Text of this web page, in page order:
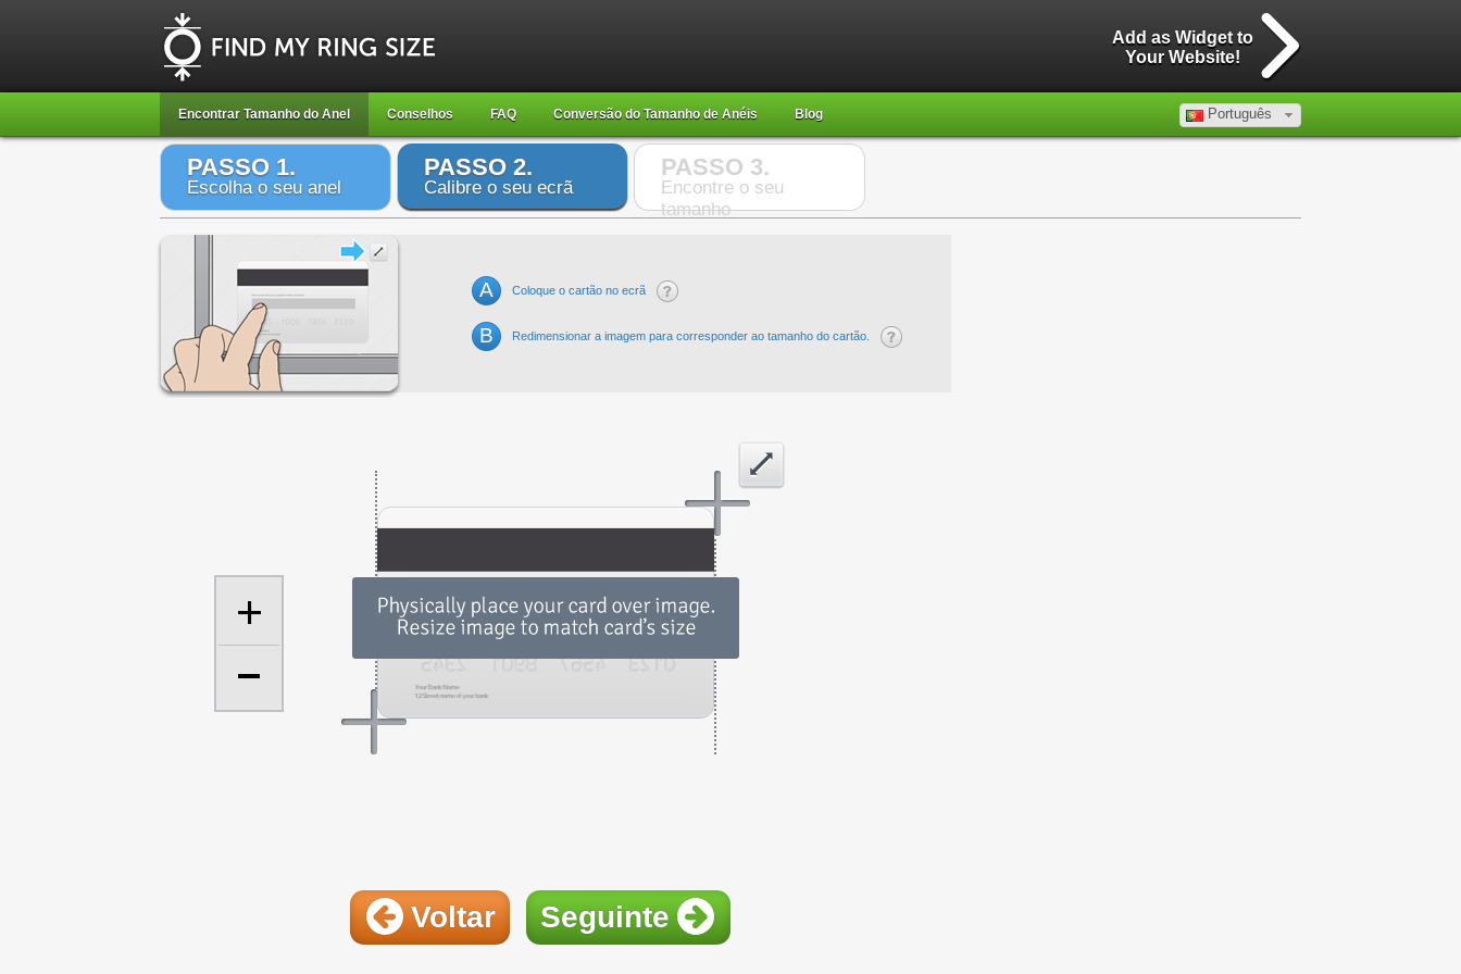
Add as Widget to
Your Website!
Encontrar Tamanho do Anel Conselhos FAQ Conversão do Tamanho de Anéis Blog Português
PASSO 1.
Escolha o seu anel
PASSO 2.
Calibre o seu ecrã
PASSO 3.
Encontre o seu
tamanho
A Coloque o cartão no ecrã
B Redimensionar a imagem para corresponder ao tamanho do cartão.
+
Voltar Seguinte